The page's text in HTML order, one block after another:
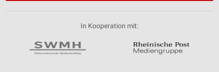
In Kooperation mit: